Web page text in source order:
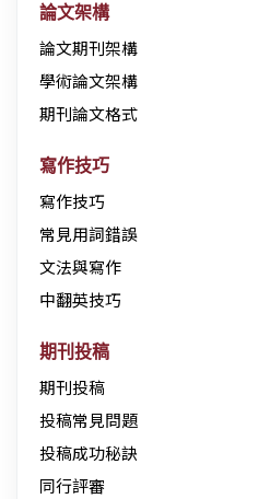
論文架構
論文期刊架構
學術論文架構
期刊論文格式
寫作技巧
寫作技巧
常見用詞錯誤
文法與寫作
中翻英技巧
期刊投稿
期刊投稿
投稿常見問題
投稿成功秘訣
同行評審